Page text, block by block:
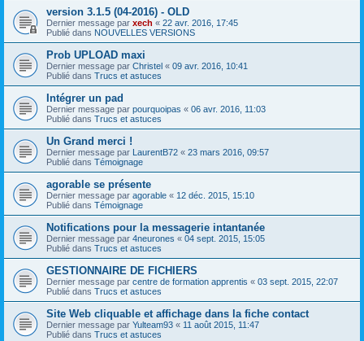
version 3.1.5 (04-2016) - OLD
Dernier message par xech « 22 avr. 2016, 17:45
Publié dans NOUVELLES VERSIONS
Prob UPLOAD maxi
Dernier message par Christel « 09 avr. 2016, 10:41
Publié dans Trucs et astuces
Intégrer un pad
Dernier message par pourquoipas « 06 avr. 2016, 11:03
Publié dans Trucs et astuces
Un Grand merci !
Dernier message par LaurentB72 « 23 mars 2016, 09:57
Publié dans Témoignage
agorable se présente
Dernier message par agorable « 12 déc. 2015, 15:10
Publié dans Témoignage
Notifications pour la messagerie intantanée
Dernier message par 4neurones « 04 sept. 2015, 15:05
Publié dans Trucs et astuces
GESTIONNAIRE DE FICHIERS
Dernier message par centre de formation apprentis « 03 sept. 2015, 22:07
Publié dans Trucs et astuces
Site Web cliquable et affichage dans la fiche contact
Dernier message par Yulteam93 « 11 août 2015, 11:47
Publié dans Trucs et astuces